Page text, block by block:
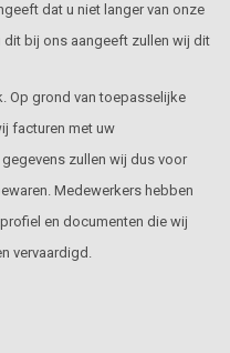
dat u niet langer van onze
bij ons aangeeft zullen wij dit
Op grond van toepasselijke
facturen met uw
zullen wij dus voor
Medewerkers hebben
en documenten die wij
vervaardigd.